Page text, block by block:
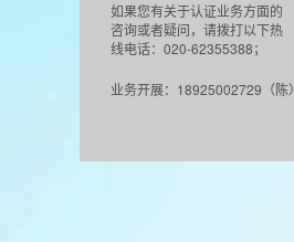
如果您有关于认证业务方面的
咨询或者疑问，请拨打以下热
线电话：020-62355388；
业务开展：18925002729（陈）